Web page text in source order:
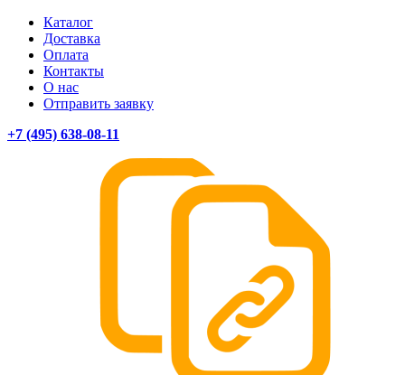
Каталог
Доставка
Оплата
Контакты
О нас
Отправить заявку
+7 (495) 638-08-11